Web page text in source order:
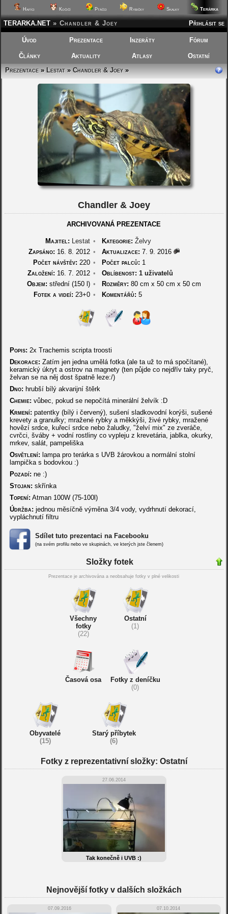
Hafíci Kočičí Ptáčci Rybičky Skalky Terárka
Přihlásit se
TERARKA.NET » Chandler & Joey
Úvod Prezentace Inzeráty Fórum
Články Aktuality Atlasy
Ostatní
Prezentace»Lestat»Chandler & Joey»
Chandler & Joey
ARCHIVOVANÁ PREZENTACE
Majitel: Lestat • Kategorie: Želvy
Zapsáno: 16. 8. 2012 • Aktualizace: 7. 9. 2016
Počet návštěv: 220 • Počet palců: 1
Založení: 16. 7. 2012 • Oblíbenost: 1 uživatelů
Objem: střední (150 l) • Rozměry: 80 cm x 50 cm x 50 cm
Fotek a videí: 23+0 • Komentářů: 5
Popis: 2x Trachemis scripta troosti
Dekorace: Zatím jen jedna umělá fotka (ale ta už to má spočítané),
keramický úkryt a ostrov na magnety (ten půjde co nejdřív taky pryč,
želvan se na něj dost špatně leze:/)
Dno: hrubší bílý akvarijní štěrk
Chemie: vůbec, pokud se nepočítá minerální želvík :D
Krmení: patentky (bílý i červený), sušení sladkovodní korýši, sušené
krevety a granulky; mražené rybky a měkkýši, živé rybky, mražené
hovězí srdce, kuřecí srdce nebo žaludky, "želví mix" ze zveráče,
cvrčci, šváby + vodní rostliny co vypleju z krevetária, jablka, okurky,
mrkev, salát, pampeliška
Osvětlení: lampa pro terárka s UVB žárovkou a normální stolní
lampička s bodovkou :)
Pozadí: ne :)
Stojan: skřínka
Topení: Atman 100W (75-100l)
Údržba: jednou měsíčně výměna 3/4 vody, vydrhnutí dekorací,
vypláchnutí filtru
Sdílet tuto prezentaci na Facebooku
(na svém profilu nebo ve skupinách, ve kterých jste členem)
Složky fotek
Prezentace je archivována a neobsahuje fotky v plné velikosti
Všechny
fotky
(22)
Ostatní
(1)
Časová osa
Fotky z deníčku
(0)
Obyvatelé
(15)
Starý příbytek
(6)
Fotky z reprezentativní složky: Ostatní
27.06.2014
Tak konečně i UVB :)
Nejnovější fotky v dalších složkách
07.09.2016 07.10.2014